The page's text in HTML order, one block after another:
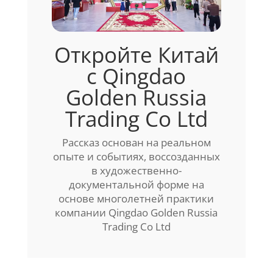
Откройте Китай
с Qingdao
Golden Russia
Trading Co Ltd
Рассказ основан на реальном
опыте и событиях, воссозданных
в художественно-
документальной форме на
основе многолетней практики
компании Qingdao Golden Russia
Trading Co Ltd